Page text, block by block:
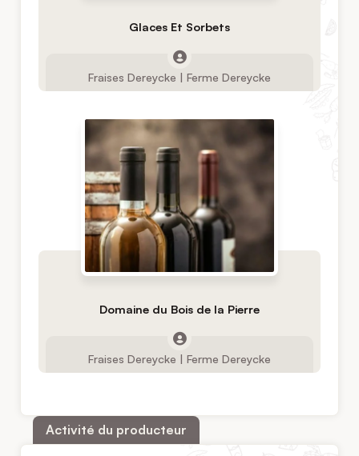
Glaces Et Sorbets
Fraises Dereycke | Ferme Dereycke
Domaine du Bois de la Pierre
Fraises Dereycke | Ferme Dereycke
Activité du producteur